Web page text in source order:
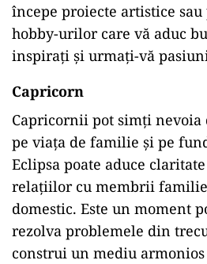
începe proiecte artistice
hobby-urilor care vă aduc
inspirați și urmați-vă
Capricorn
Capricornii pot simți nevoia
pe viața de familie și pe
Eclipsa poate aduce
relațiilor cu membrii
domestic. Este un moment
rezolva problemele din
construi un mediu armonios